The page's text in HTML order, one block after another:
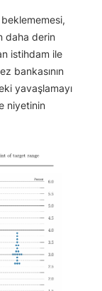
daha derin
istihdam ile
bankasının
yavaşlamayı
niyetinin